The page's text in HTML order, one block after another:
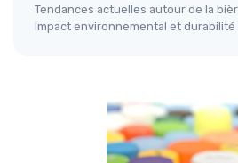
Tendances actuelles autour de la
Impact environnemental et durabilité